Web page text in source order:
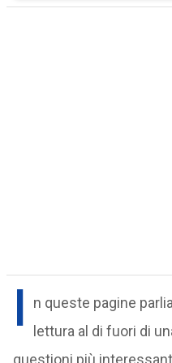
I
n queste pagine
lettura al di fuori di
questioni più